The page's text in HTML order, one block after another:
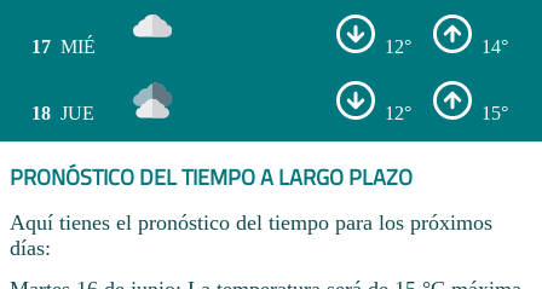
17 MIÉ 12° 14°
18 JUE 12° 15°
PRONÓSTICO DEL TIEMPO A LARGO PLAZO
Aquí tienes el pronóstico del tiempo para los próximos
días: